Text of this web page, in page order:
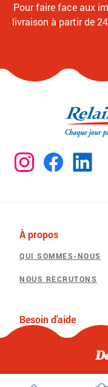
Pour faire face aux
livraison à partir de
À propos
QUI SOMMES-NOUS
NOUS RECRUTONS
Besoin d'aide